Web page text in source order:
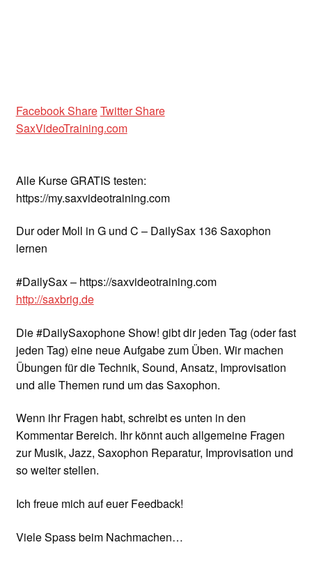
Facebook ShareTwitter Share
SaxVideoTraining.com
Alle Kurse GRATIS testen:
https://my.saxvideotraining.com
Dur oder Moll in G und C – DailySax 136 Saxophon
lernen
#DailySax – https://saxvideotraining.com
http://saxbrig.de
Die #DailySaxophone Show! gibt dir jeden Tag (oder fast
jeden Tag) eine neue Aufgabe zum Üben. Wir machen
Übungen für die Technik, Sound, Ansatz, Improvisation
und alle Themen rund um das Saxophon.
Wenn ihr Fragen habt, schreibt es unten in den
Kommentar Bereich. Ihr könnt auch allgemeine Fragen
zur Musik, Jazz, Saxophon Reparatur, Improvisation und
so weiter stellen.
Ich freue mich auf euer Feedback!
Viele Spass beim Nachmachen…